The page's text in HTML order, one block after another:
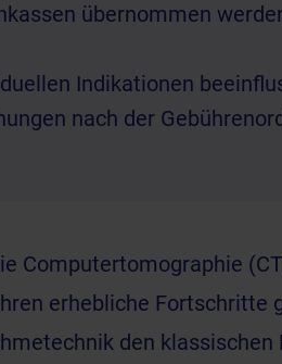
übernommen
Indikationen
nach der
Computertomographie
erhebliche Fortschritte
den klassischen